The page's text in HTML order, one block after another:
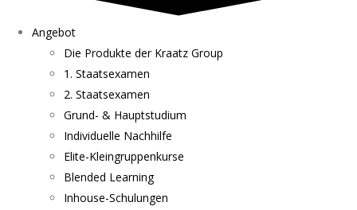
Angebot
Die Produkte der Kraatz Group
1. Staatsexamen
2. Staatsexamen
Grund- & Hauptstudium
Individuelle Nachhilfe
Elite-Kleingruppenkurse
Blended Learning
Inhouse-Schulungen